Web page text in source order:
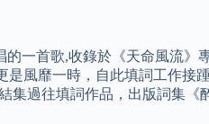
一首歌,收錄於《天命風流
風靡一時，自此填詞工作
集過往填詞作品，出版詞集